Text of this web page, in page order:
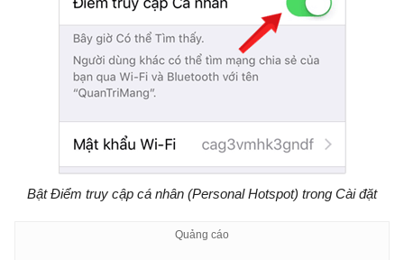
Bật Điểm truy cập cá nhân (Personal Hotspot) trong Cài đặt